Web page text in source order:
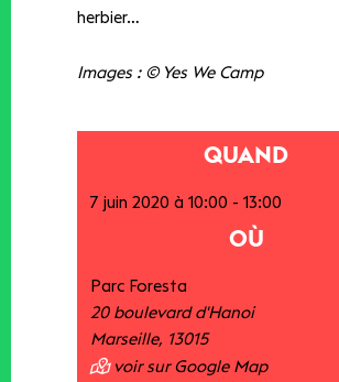
herbier…
Images : © Yes We Camp
QUAND
7 juin 2020 à 10:00 - 13:00
OÙ
Parc Foresta
20 boulevard d'Hanoi
Marseille, 13015
voir sur Google Map